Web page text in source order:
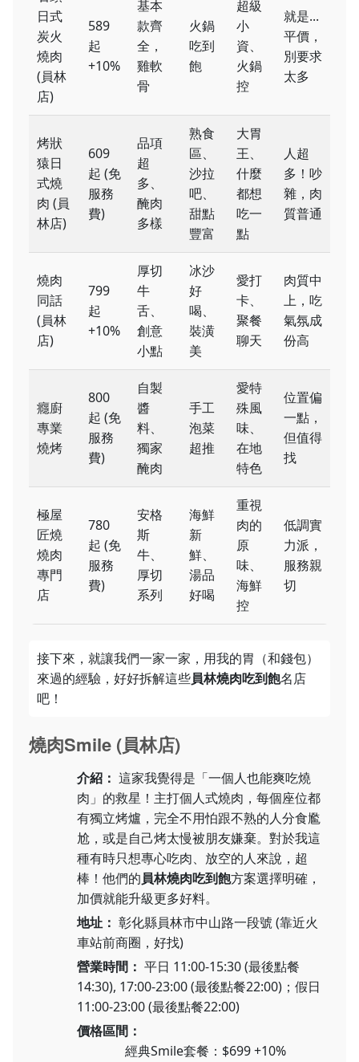
日式
炭火
燒肉
(員林
店)
589
起
+10%
基本
款齊
全，
雞軟
骨
火鍋
吃到
飽
超級
小
資、
火鍋
控
就是...
平價，
別要求
太多
烤狀
猿日
式燒
肉 (員
林店)
609
起 (免
服務
費)
品項
超
多、
醃肉
多樣
熟食
區、
沙拉
吧、
甜點
豐富
大胃
王、
什麼
都想
吃一
點
人超
多！吵
雜，肉
質普通
燒肉
同話
(員林
店)
799
起
+10%
厚切
牛
舌、
創意
小點
冰沙
好
喝、
裝潢
美
愛打
卡、
聚餐
聊天
肉質中
上，吃
氣氛成
份高
癮廚
專業
燒烤
800
起 (免
服務
費)
自製
醬
料、
獨家
醃肉
手工
泡菜
超推
愛特
殊風
味、
在地
特色
位置偏
一點，
但值得
找
極屋
匠燒
燒肉
專門
店
780
起 (免
服務
費)
安格
斯
牛、
厚切
系列
海鮮
新
鮮、
湯品
好喝
重視
肉的
原
味、
海鮮
控
低調實
力派，
服務親
切
接下來，就讓我們一家一家，用我的胃（和錢包）
來過的經驗，好好拆解這些員林燒肉吃到飽名店
吧！
燒肉Smile (員林店)
介紹： 這家我覺得是「一個人也能爽吃燒
肉」的救星！主打個人式燒肉，每個座位都
有獨立烤爐，完全不用怕跟不熟的人分食尷
尬，或是自己烤太慢被朋友嫌棄。對於我這
種有時只想專心吃肉、放空的人來說，超
棒！他們的員林燒肉吃到飽方案選擇明確，
加價就能升級更多好料。
地址： 彰化縣員林市中山路一段號 (靠近火
車站前商圈，好找)
營業時間： 平日 11:00-15:30 (最後點餐
14:30), 17:00-23:00 (最後點餐22:00)；假日
11:00-23:00 (最後點餐22:00)
價格區間：
經典Smile套餐：$699 +10%